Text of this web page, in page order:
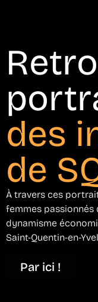
des
de
À travers ces
femmes
dynamisme
Saint-Quentin-en-
Par ici !